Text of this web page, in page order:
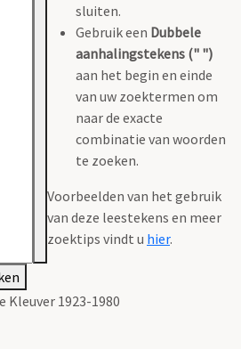
sluiten.
Gebruik een Dubbele
aanhalingstekens (" ")
aan het begin en einde
van uw zoektermen om
naar de exacte
combinatie van woorden
te zoeken.
Voorbeelden van het gebruik
van deze leestekens en meer
zoektips vindt u hier.
Kleuver 1923-1980